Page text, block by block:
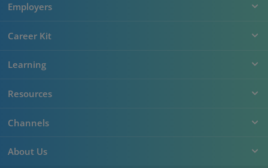
Employers
Career Kit
Learning
Resources
Channels
About Us